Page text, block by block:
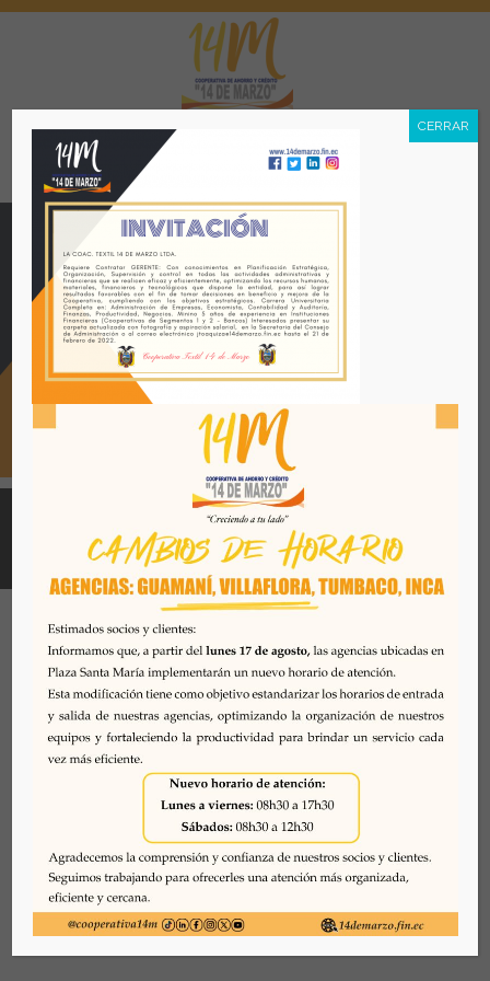
Menú
Todos los derechos reservados. Se prohibe el uso o
reproducción del mismo sin autorización. COAC 14 DE
MARZO, 2026. Quito - Ecuador
Desarrollado por
CERRAR